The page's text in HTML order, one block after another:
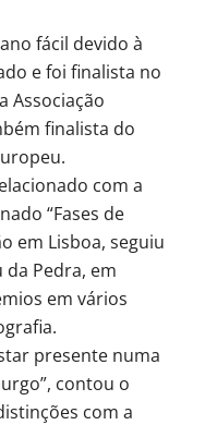
fácil devido à
e foi finalista no
Associação
finalista do
com a
“Fases de
em Lisboa, seguiu
Pedra, em
em vários
presente numa
contou o
com a